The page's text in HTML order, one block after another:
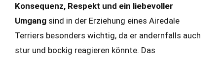
Konsequenz, Respekt und ein liebevoller
Umgang sind in der Erziehung eines Airedale
Terriers besonders wichtig, da er andernfalls auch
stur und bockig reagieren könnte. Das